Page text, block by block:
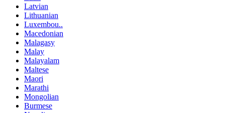
Latvian
Lithuanian
Luxembou..
Macedonian
Malagasy
Malay
Malayalam
Maltese
Maori
Marathi
Mongolian
Burmese